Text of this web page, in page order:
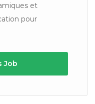
et
pour
Job